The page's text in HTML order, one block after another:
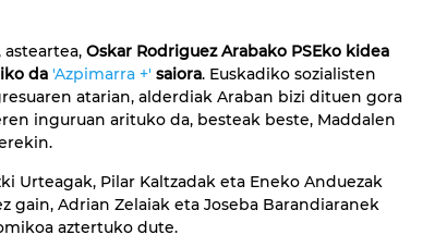
asteartea, Oskar Rodriguez Arabako PSEko kidea
da 'Azpimarra +' saiora. Euskadiko sozialisten
atarian, alderdiak Araban bizi dituen gora
inguruan arituko da, besteak beste, Maddalen
Urteagak, Pilar Kaltzadak eta Eneko Anduezak
gain, Adrian Zelaiak eta Joseba Barandiaranek
aztertuko dute.